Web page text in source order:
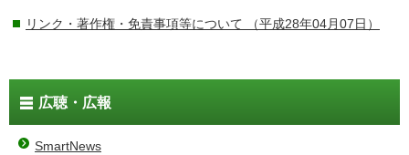
リンク・著作権・免責事項等について （平成28年04月07日）
広聴・広報
SmartNews